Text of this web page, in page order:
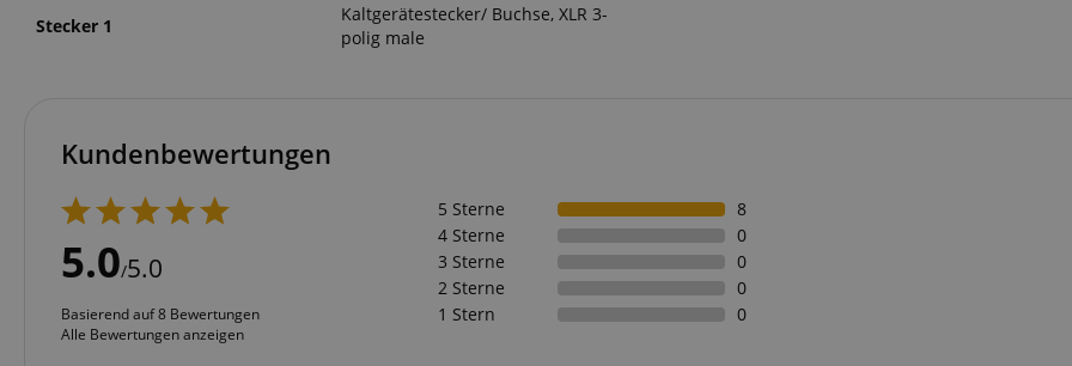
Stecker 1
Kaltgerätestecker/ Buchse, XLR 3-
polig male
Kundenbewertungen
5.0/5.0
Basierend auf 8 Bewertungen
Alle Bewertungen anzeigen
5 Sterne
8
4 Sterne
0
3 Sterne
0
2 Sterne
0
1 Stern
0
Cookie
Anbieter /
Domain
Beschreibung
zoovu-
www.kirstein.at
1 Stunde
59
Enables remembering the state of zoovu assistant for a given
answers were clicked, on which page he was the last time, etc.).